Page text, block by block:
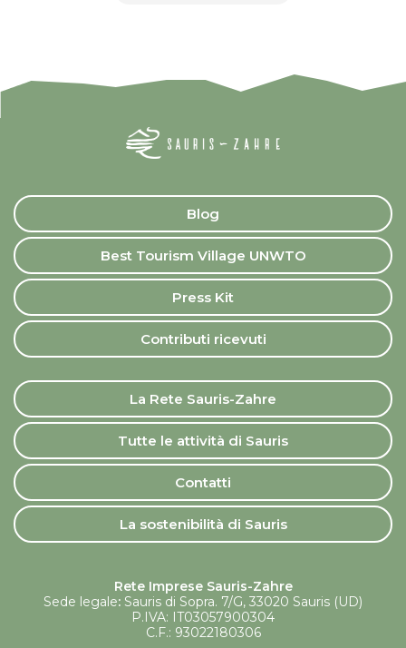
Blog
Best Tourism Village UNWTO
Press Kit
Contributi ricevuti
La Rete Sauris-Zahre
Tutte le attività di Sauris
Contatti
La sostenibilità di Sauris
Rete Imprese Sauris-Zahre
Sede legale: Sauris di Sopra. 7/G, 33020 Sauris (UD)
P.IVA: IT03057900304
C.F.: 93022180306